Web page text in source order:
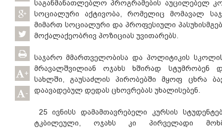
+
-
საგანმანათლებლო პროგრამების აუცილებელ
სოციალური აქტივობა, რომელიც მომავალ
მიმართ სოციალური და პროფესიული
მოქალაქეობრივ პოზიციას უვითარებს.
საჯარო მმართველობისა და პოლიტიკის
მრავალშვილიან ოჯახს ხშირად სტუმრობენ
სახლში, გაუსაძლის პირობებში მყოფ ცხრა
დაავადებულ დედას ცხოვრებას უხალისებენ.
25 ივნისს დამამთავრებელი კურსის
ტკბილეული, ოჯახს კი პირველადი